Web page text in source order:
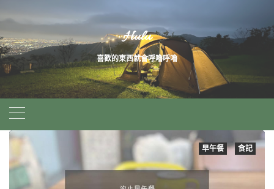
to
content
Hulu
喜歡的東西就會呼嚕呼嚕
早午餐 食記